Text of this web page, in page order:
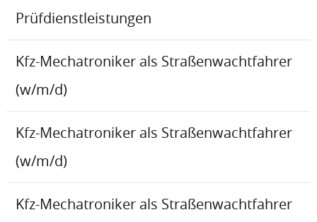
Prüfdienstleistungen
Kfz-Mechatroniker als Straßenwachtfahrer
(w/m/d)
Kfz-Mechatroniker als Straßenwachtfahrer
(w/m/d)
Kfz-Mechatroniker als Straßenwachtfahrer